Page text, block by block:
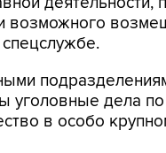
возможного
уголовные дела по
в особо